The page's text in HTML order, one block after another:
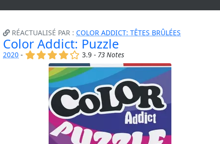
RÉACTUALISÉ PAR : COLOR ADDICT: TÊTES BRÛLÉES
Color Addict: Puzzle
2020 - (x) (x) (x) (x) ()
3.9 - 73 Notes